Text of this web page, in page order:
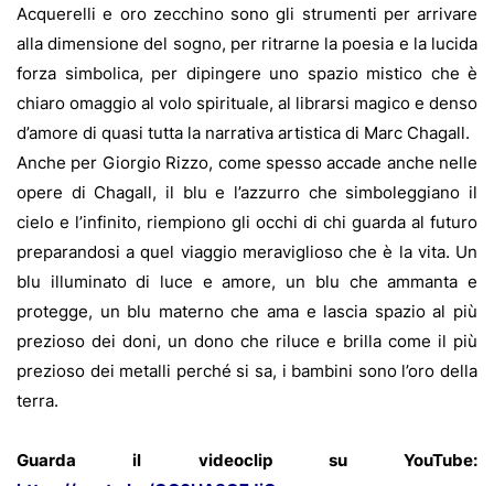
Acquerelli e oro zecchino sono gli strumenti per arrivare
alla dimensione del sogno, per ritrarne la poesia e la lucida
forza simbolica, per dipingere uno spazio mistico che è
chiaro omaggio al volo spirituale, al librarsi magico e denso
d’amore di quasi tutta la narrativa artistica di Marc Chagall.
Anche per Giorgio Rizzo, come spesso accade anche nelle
opere di Chagall, il blu e l’azzurro che simboleggiano il
cielo e l’infinito, riempiono gli occhi di chi guarda al futuro
preparandosi a quel viaggio meraviglioso che è la vita. Un
blu illuminato di luce e amore, un blu che ammanta e
protegge, un blu materno che ama e lascia spazio al più
prezioso dei doni, un dono che riluce e brilla come il più
prezioso dei metalli perché si sa, i bambini sono l’oro della
terra.
Guarda il videoclip su YouTube: